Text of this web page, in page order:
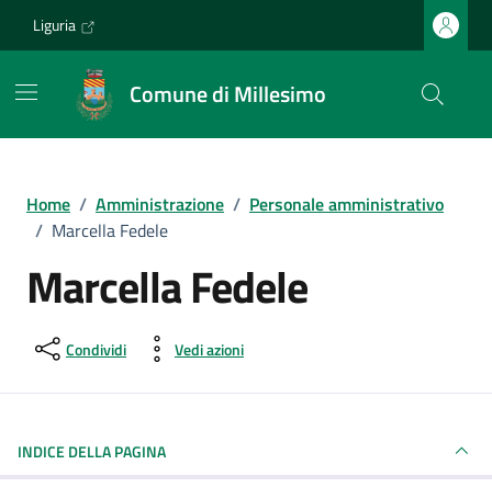
Liguria
Comune di Millesimo
Home / Amministrazione / Personale amministrativo
/ Marcella Fedele
Marcella Fedele
Condividi Vedi azioni
INDICE DELLA PAGINA